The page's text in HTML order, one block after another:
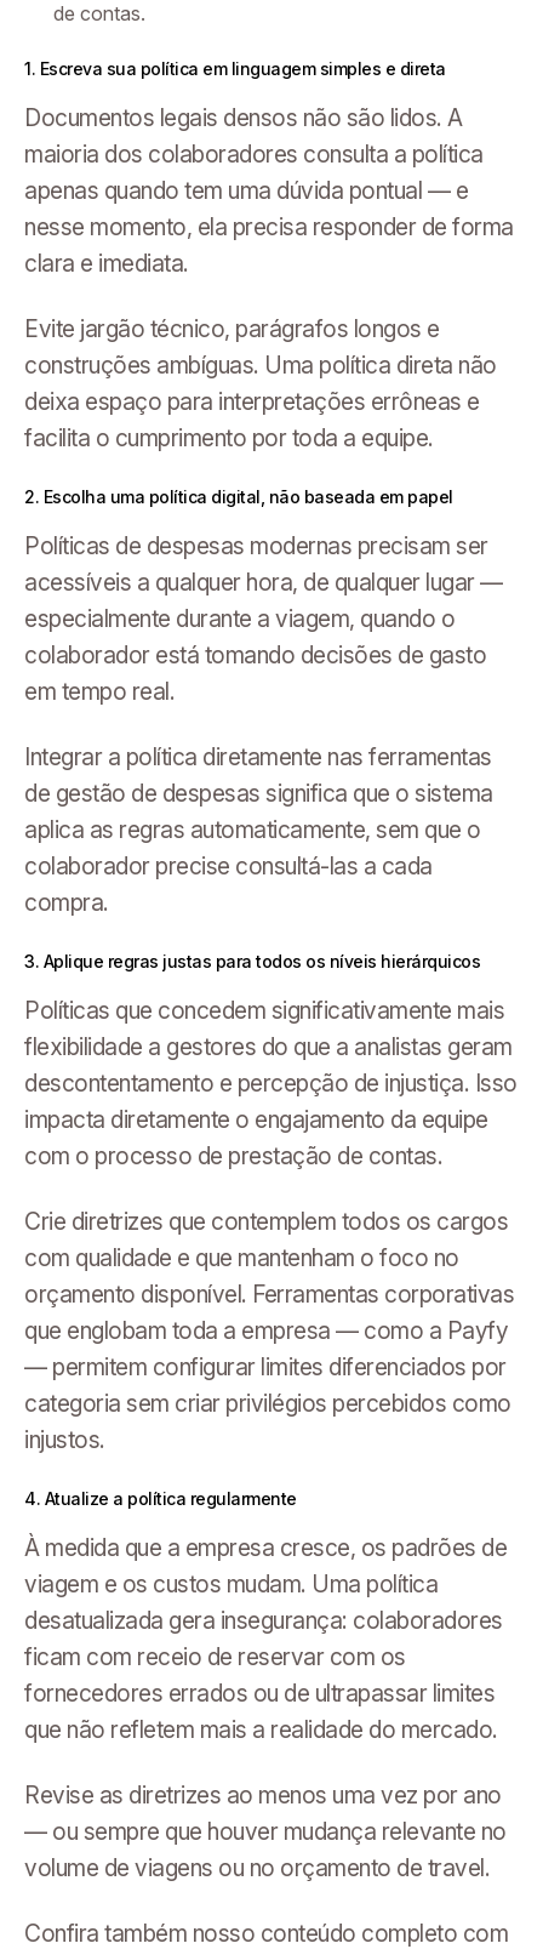
de contas.
1. Escreva sua política em linguagem simples e direta
Documentos legais densos não são lidos. A
maioria dos colaboradores consulta a política
apenas quando tem uma dúvida pontual — e
nesse momento, ela precisa responder de forma
clara e imediata.
Evite jargão técnico, parágrafos longos e
construções ambíguas. Uma política direta não
deixa espaço para interpretações errôneas e
facilita o cumprimento por toda a equipe.
2. Escolha uma política digital, não baseada em papel
Políticas de despesas modernas precisam ser
acessíveis a qualquer hora, de qualquer lugar —
especialmente durante a viagem, quando o
colaborador está tomando decisões de gasto
em tempo real.
Integrar a política diretamente nas ferramentas
de gestão de despesas significa que o sistema
aplica as regras automaticamente, sem que o
colaborador precise consultá-las a cada
compra.
3. Aplique regras justas para todos os níveis hierárquicos
Políticas que concedem significativamente mais
flexibilidade a gestores do que a analistas geram
descontentamento e percepção de injustiça. Isso
impacta diretamente o engajamento da equipe
com o processo de prestação de contas.
Crie diretrizes que contemplem todos os cargos
com qualidade e que mantenham o foco no
orçamento disponível. Ferramentas corporativas
que englobam toda a empresa — como a Payfy
— permitem configurar limites diferenciados por
categoria sem criar privilégios percebidos como
injustos.
4. Atualize a política regularmente
À medida que a empresa cresce, os padrões de
viagem e os custos mudam. Uma política
desatualizada gera insegurança: colaboradores
ficam com receio de reservar com os
fornecedores errados ou de ultrapassar limites
que não refletem mais a realidade do mercado.
Revise as diretrizes ao menos uma vez por ano
— ou sempre que houver mudança relevante no
volume de viagens ou no orçamento de travel.
Confira também nosso conteúdo completo com